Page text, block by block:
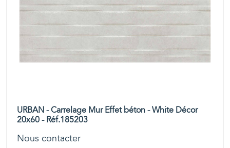
URBAN - Carrelage Mur Effet béton - White Décor
20x60 - Réf.185203
Nous contacter